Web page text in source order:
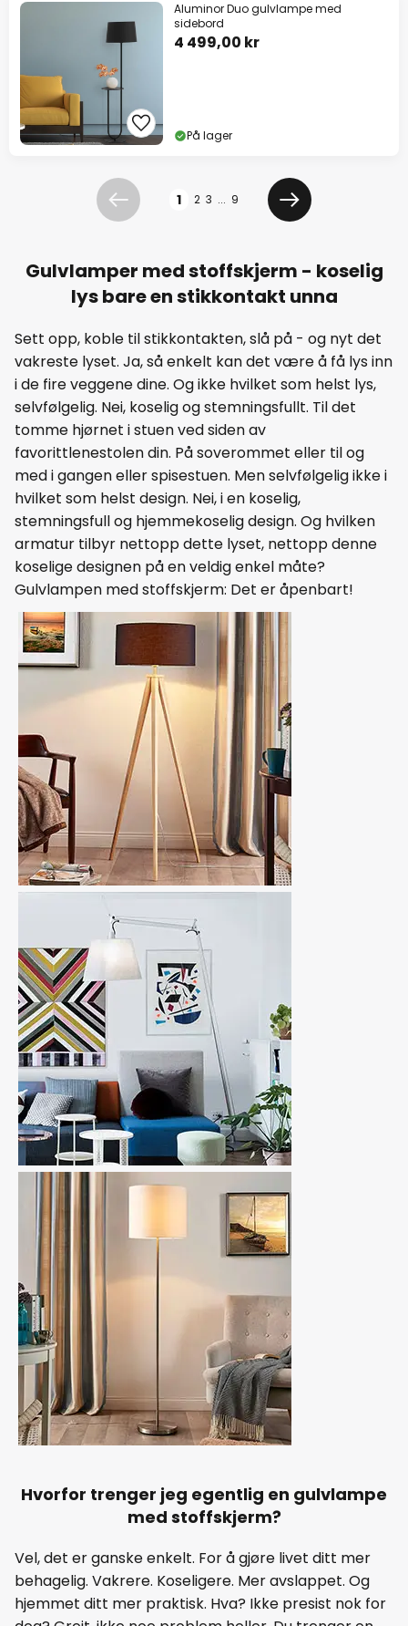
Aluminor Duo gulvlampe med
sidebord
4 499,00 kr
På lager
Forrige 1 2 3 ... 9
Neste
Gulvlamper med stoffskjerm - koselig
lys bare en stikkontakt unna
Sett opp, koble til stikkontakten, slå på - og nyt det
vakreste lyset. Ja, så enkelt kan det være å få lys inn
i de fire veggene dine. Og ikke hvilket som helst lys,
selvfølgelig. Nei, koselig og stemningsfullt. Til det
tomme hjørnet i stuen ved siden av
favorittlenestolen din. På soverommet eller til og
med i gangen eller spisestuen. Men selvfølgelig ikke i
hvilket som helst design. Nei, i en koselig,
stemningsfull og hjemmekoselig design. Og hvilken
armatur tilbyr nettopp dette lyset, nettopp denne
koselige designen på en veldig enkel måte?
Gulvlampen med stoffskjerm: Det er åpenbart!
Hvorfor trenger jeg egentlig en gulvlampe
med stoffskjerm?
Vel, det er ganske enkelt. For å gjøre livet ditt mer
behagelig. Vakrere. Koseligere. Mer avslappet. Og
hjemmet ditt mer praktisk. Hva? Ikke presist nok for